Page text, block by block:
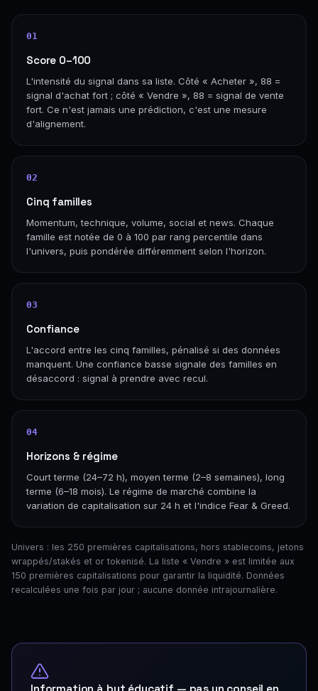
01
Score 0–100
L'intensité du signal dans sa liste. Côté « Acheter », 88 =
signal d'achat fort ; côté « Vendre », 88 = signal de vente
fort. Ce n'est jamais une prédiction, c'est une mesure
d'alignement.
02
Cinq familles
Momentum, technique, volume, social et news. Chaque
famille est notée de 0 à 100 par rang percentile dans
l'univers, puis pondérée différemment selon l'horizon.
03
Confiance
L'accord entre les cinq familles, pénalisé si des données
manquent. Une confiance basse signale des familles en
désaccord : signal à prendre avec recul.
04
Horizons & régime
Court terme (24–72 h), moyen terme (2–8 semaines), long
terme (6–18 mois). Le régime de marché combine la
variation de capitalisation sur 24 h et l'indice Fear & Greed.
Univers : les 250 premières capitalisations, hors stablecoins, jetons
wrappés/stakés et or tokenisé. La liste « Vendre » est limitée aux
150 premières capitalisations pour garantir la liquidité. Données
recalculées une fois par jour ; aucune donnée intrajournalière.